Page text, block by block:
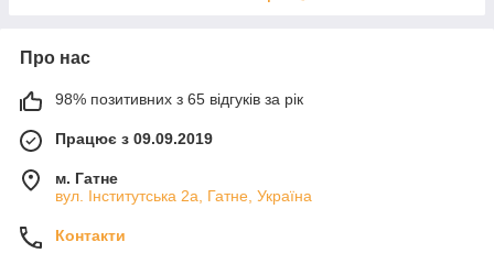
Про нас
98% позитивних з 65 відгуків за рік
Працює з 09.09.2019
м. Гатне
вул. Інститутська 2а, Гатне, Україна
Контакти